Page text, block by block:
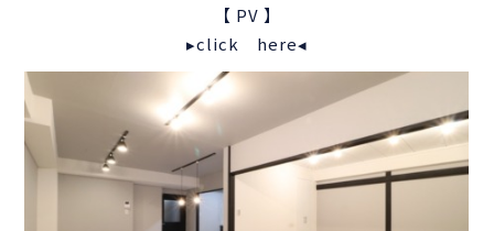
【 PV 】
▸click here◂